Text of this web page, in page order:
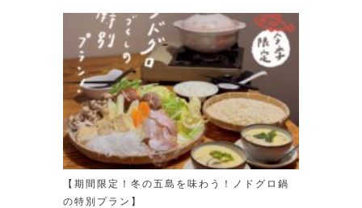
【期間限定！冬の五島を味わう！ノドグロ鍋
の特別プラン】